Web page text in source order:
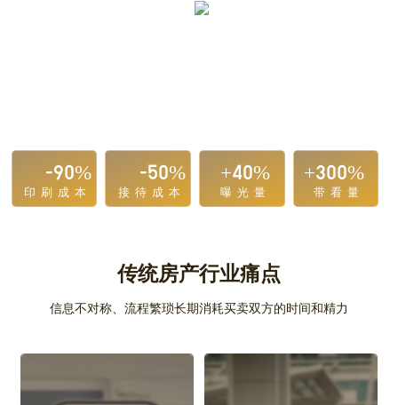
-90%
印刷成本
-50%
接待成本
+40%
曝光量
+300%
带看量
传统房产行业痛点
信息不对称、流程繁琐长期消耗买卖双方的时间和精力